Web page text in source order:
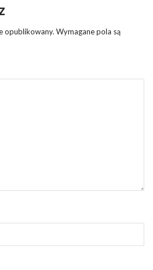
opublikowany. Wymagane pola są